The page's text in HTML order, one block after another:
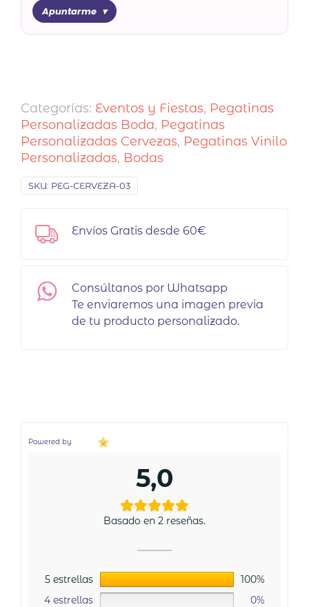
Apuntarme
Categorías: Eventos y Fiestas, Pegatinas
Personalizadas Boda, Pegatinas
Personalizadas Cervezas, Pegatinas Vinilo
Personalizadas, Bodas
SKU: PEG-CERVEZA-03
Envíos Gratis desde 60€
Consúltanos por Whatsapp
Te enviaremos una imagen previa
de tu producto personalizado.
Powered by
5,0
Basado en 2 reseñas.
5 estrellas
100%
4 estrellas
0%